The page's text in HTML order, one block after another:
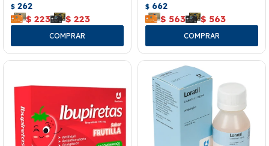
$ 262
$ 223 $ 223
$ 662
$ 563 $ 563